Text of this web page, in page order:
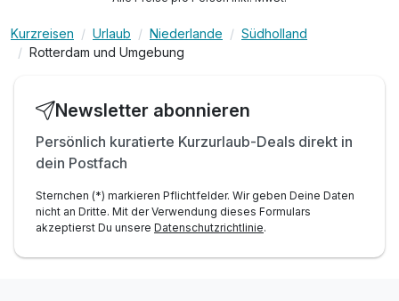
Kurzreisen Urlaub Niederlande
Südholland
Rotterdam und Umgebung
Newsletter abonnieren
Persönlich kuratierte Kurzurlaub-Deals direkt in
dein Postfach
Sternchen (*) markieren Pflichtfelder. Wir geben Deine Daten
nicht an Dritte. Mit der Verwendung dieses Formulars
akzeptierst Du unsere Datenschutzrichtlinie.